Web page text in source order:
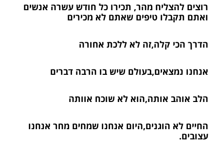
רוצים להצליח מהר, תכירו כל חודש עשרה אנשים
ואתם תקבלו טיפים שאתם לא מכירים
הדרך הכי קלה,זה לא ללכת אחורה
אנחנו נמצאים,בעולם שיש בו הרבה דברים
הלב אוהב אותה,הוא לא שוכח אוותה
החיים לא הוגנים,היום אנחנו שמחים מחר אנחנו
עצובים.